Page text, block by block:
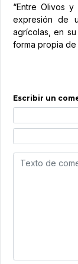
“Entre Olivos
expresión de
agrícolas, en
forma propia
Escribir un